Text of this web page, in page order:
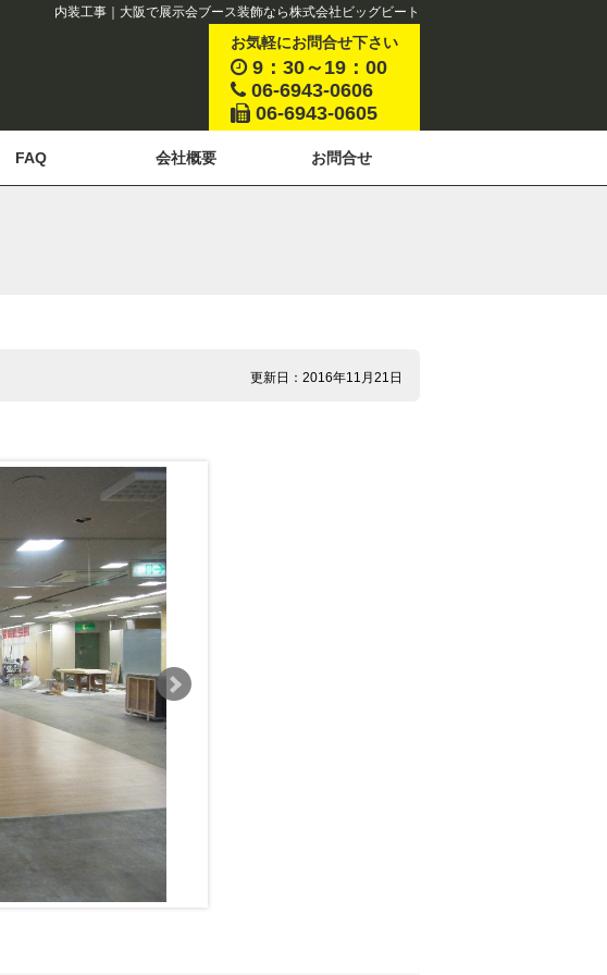
内装工事｜大阪で展示会ブース装飾なら株式会社ビッグビート
お気軽にお問合せ下さい
9：30～19：00
06-6943-0606
06-6943-0605
FAQ 会社概要 お問合せ
更新日：2016年11月21日